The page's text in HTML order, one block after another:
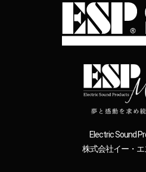
Electric Sound
株式会社イー・